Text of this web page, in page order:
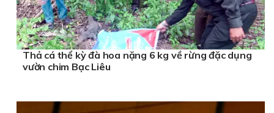
Thả cá thể kỳ đà hoa nặng 6 kg về rừng đặc dụng
vườn chim Bạc Liêu